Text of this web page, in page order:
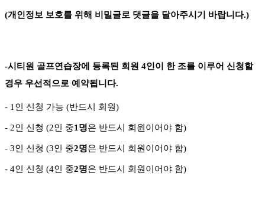
(개인정보 보호를 위해 비밀글로 댓글을 달아주시기 바랍니다.)
-시티원 골프연습장에 등록된 회원 4인이 한 조를 이루어 신청할
경우 우선적으로 예약됩니다.
- 1인 신청 가능 (반드시 회원)
- 2인 신청 (2인 중1명은 반드시 회원이어야 함)
- 3인 신청 (3인 중2명은 반드시 회원이어야 함)
- 4인 신청 (4인 중2명은 반드시 회원이어야 함)